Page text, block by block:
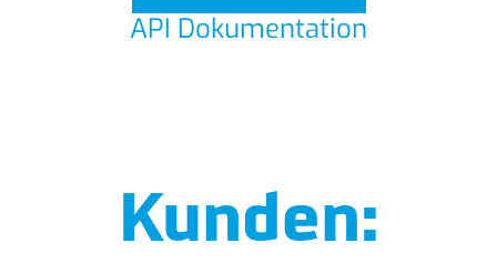
API Dokumentation
Kunden: